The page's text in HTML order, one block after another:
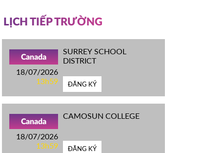
LỊCH TIẾP TRƯỜNG
Canada
18/07/2026
13h59
SURREY SCHOOL
DISTRICT
ĐĂNG KÝ
Canada
18/07/2026
13h59
CAMOSUN COLLEGE
ĐĂNG KÝ